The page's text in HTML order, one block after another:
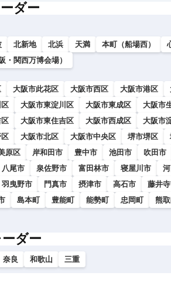
ダー
北新地 北浜 天満 本町（船場西）
・関西万博会場）
大阪市此花区 大阪市西区 大阪市港区
大阪市東淀川区 大阪市東成区 大阪市
大阪市東住吉区 大阪市西成区 大阪市
大阪市北区 大阪市中央区 堺市堺区
原区 岸和田市 豊中市 池田市 吹田市
八尾市 泉佐野市 富田林市 寝屋川市
羽曳野市 門真市 摂津市 高石市 藤井
島本町 豊能町 能勢町 忠岡町 熊
ダー
奈良 和歌山 三重